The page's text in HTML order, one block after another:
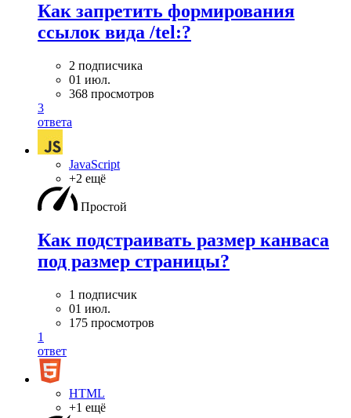
Как запретить формирования
ссылок вида /tel:?
2 подписчика
01 июл.
368 просмотров
3
ответа
JavaScript
+2 ещё
Простой
Как подстраивать размер канваса
под размер страницы?
1 подписчик
01 июл.
175 просмотров
1
ответ
HTML
+1 ещё